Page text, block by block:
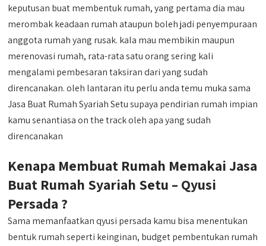
keputusan buat membentuk rumah, yang pertama dia mau
merombak keadaan rumah ataupun boleh jadi penyempuraan
anggota rumah yang rusak. kala mau membikin maupun
merenovasi rumah, rata-rata satu orang sering kali
mengalami pembesaran taksiran dari yang sudah
direncanakan. oleh lantaran itu perlu anda temu muka sama
Jasa Buat Rumah Syariah Setu supaya pendirian rumah impian
kamu senantiasa on the track oleh apa yang sudah
direncanakan
Kenapa Membuat Rumah Memakai Jasa
Buat Rumah Syariah Setu – Qyusi
Persada ?
Sama memanfaatkan qyusi persada kamu bisa menentukan
bentuk rumah seperti keinginan, budget pembentukan rumah